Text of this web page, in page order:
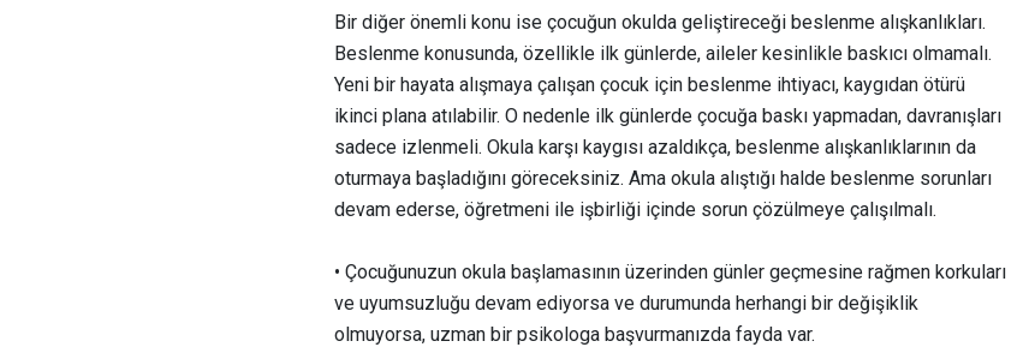
Bir diğer önemli konu ise çocuğun okulda geliştireceği beslenme alışkanlıkları.
Beslenme konusunda, özellikle ilk günlerde, aileler kesinlikle baskıcı olmamalı.
Yeni bir hayata alışmaya çalışan çocuk için beslenme ihtiyacı, kaygıdan ötürü
ikinci plana atılabilir. O nedenle ilk günlerde çocuğa baskı yapmadan, davranışları
sadece izlenmeli. Okula karşı kaygısı azaldıkça, beslenme alışkanlıklarının da
oturmaya başladığını göreceksiniz. Ama okula alıştığı halde beslenme sorunları
devam ederse, öğretmeni ile işbirliği içinde sorun çözülmeye çalışılmalı.
• Çocuğunuzun okula başlamasının üzerinden günler geçmesine rağmen korkuları
ve uyumsuzluğu devam ediyorsa ve durumunda herhangi bir değişiklik
olmuyorsa, uzman bir psikologa başvurmanızda fayda var.